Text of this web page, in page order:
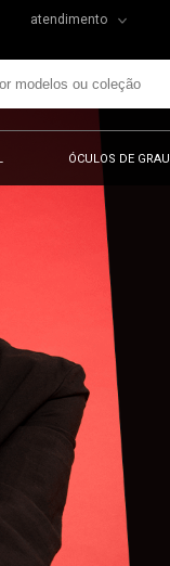
atendimento
ÓCULOS DE GRAU